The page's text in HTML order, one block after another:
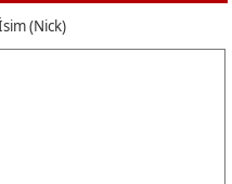
(Nick)